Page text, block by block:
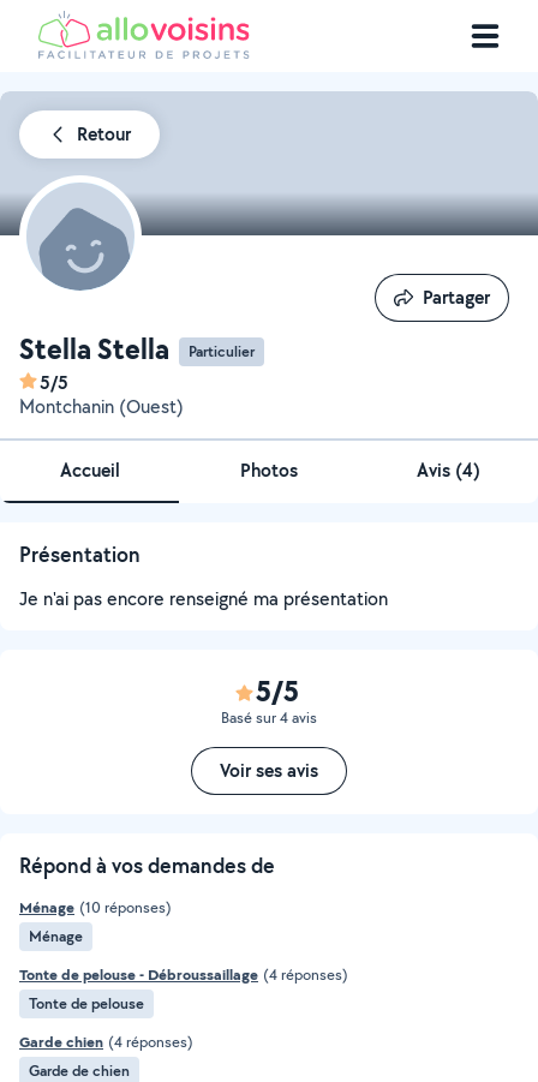
Retour
Stella Stella Particulier
5/5
Montchanin (Ouest)
Partager
Partager
Accueil Photos Avis (4)
Présentation
Je n'ai pas encore renseigné ma présentation
5/5
Basé sur 4 avis
Voir ses avis
Répond à vos demandes de
Ménage (10 réponses)
Ménage
Tonte de pelouse - Débroussaillage (4 réponses)
Tonte de pelouse
Garde chien (4 réponses)
Garde de chien